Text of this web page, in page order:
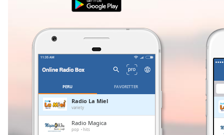
Remaining
PERU FAVORITTER
Radio La Miel
variety
Radio Magica
pop hits